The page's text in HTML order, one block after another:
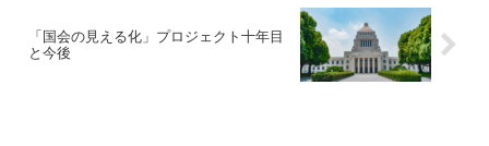
「国会の見える化」プロジェクト十年目
と今後